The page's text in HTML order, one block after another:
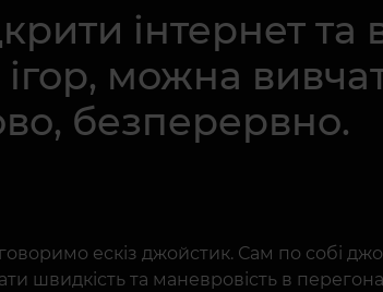
інтернет та
можна
безперервно.
ескіз джойстик. Сам по собі
швидкість та маневровість в